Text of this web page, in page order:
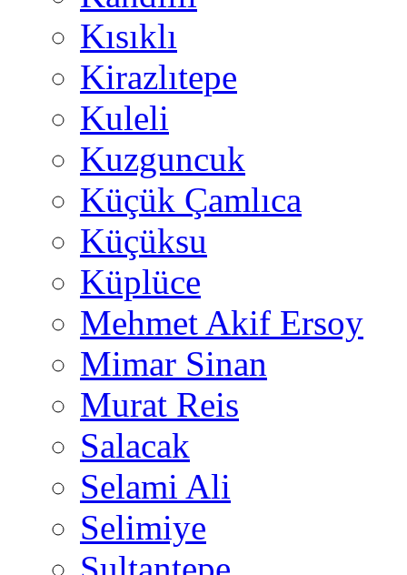
Kısıklı
Kirazlıtepe
Kuleli
Kuzguncuk
Küçük Çamlıca
Küçüksu
Küplüce
Mehmet Akif Ersoy
Mimar Sinan
Murat Reis
Salacak
Selami Ali
Selimiye